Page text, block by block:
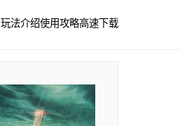
玩法介绍使用攻略高速下载